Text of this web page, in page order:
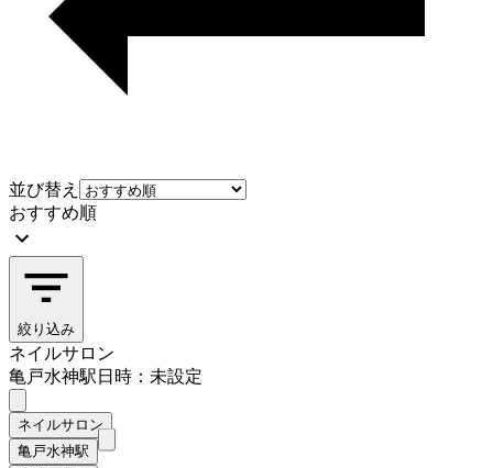
並び替え
おすすめ順
絞り込み
ネイルサロン
亀戸水神駅日時：未設定
ネイルサロン
亀戸水神駅